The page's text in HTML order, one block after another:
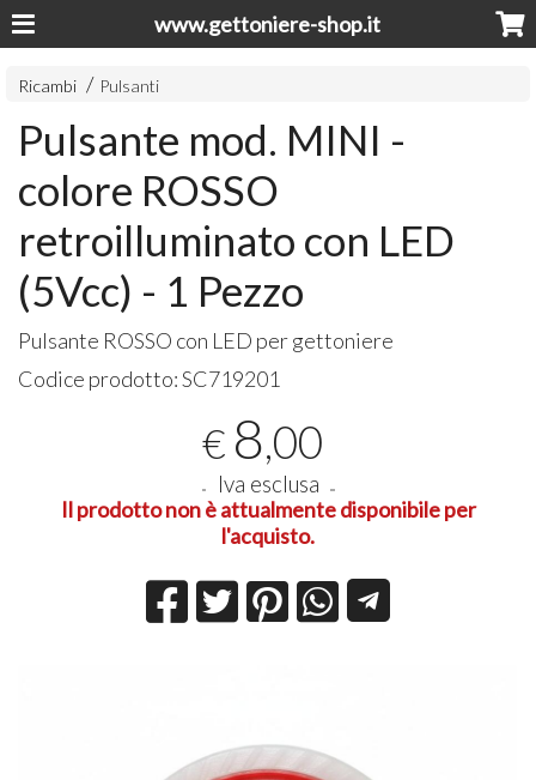
www.gettoniere-shop.it
Ricambi Pulsanti
Pulsante mod. MINI -
colore ROSSO
retroilluminato con LED
(5Vcc) - 1 Pezzo
Pulsante ROSSO con LED per gettoniere
Codice prodotto:SC719201
€ 8,00
Iva esclusa
Il prodotto non è attualmente disponibile per
l'acquisto.